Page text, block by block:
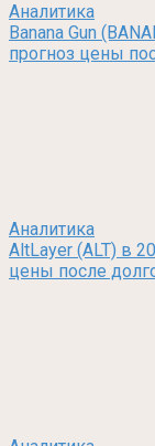
Аналитика
Banana Gun
прогноз цены
Аналитика
AltLayer (ALT) в
цены после